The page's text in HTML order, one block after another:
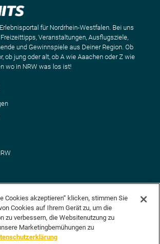
für Nordrhein-Westfalen. Bei uns
Veranstaltungen, Ausflugsziele,
und Gewinnspiele aus Deiner Region. Ob
ob jung oder alt, ob A wie Aaachen oder Z wie
wo in NRW was los ist!
FÜR NRWHITS
Cookies akzeptieren“ klicken, stimmen Sie
Cookies auf Ihrem Gerät zu, um die
zu verbessern, die Websitenutzung zu
Marketingbemühungen zu